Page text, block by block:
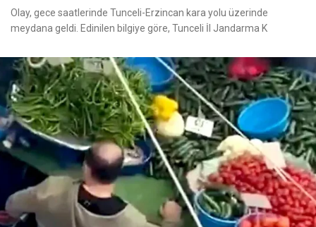
Olay, gece saatlerinde Tunceli-Erzincan kara yolu üzerinde
meydana geldi. Edinilen bilgiye göre, Tunceli İl Jandarma K